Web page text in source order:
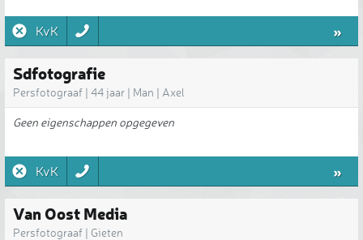
KvK »
Sdfotografie
Persfotograaf | 44 jaar | Man | Axel
Geen eigenschappen opgegeven
KvK »
Van Oost Media
Persfotograaf | Gieten